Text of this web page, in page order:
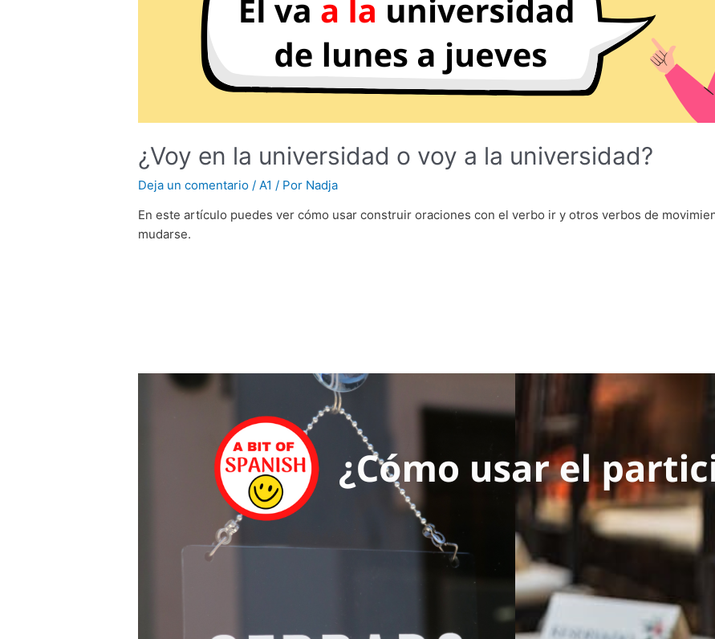
¿Voy en la universidad o voy a la universidad?
Deja un comentario /A1 / Por Nadja
En este artículo puedes ver cómo usar construir oraciones con el verbo ir y otros verbos de
mudarse.